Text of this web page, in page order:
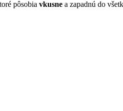
pôsobia vkusne a zapadnú do